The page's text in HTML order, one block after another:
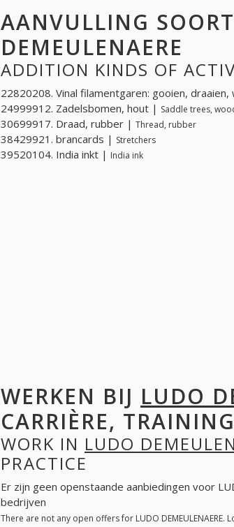
AANVULLING
DEMEULENAERE
ADDITION KINDS OF
22820208. Vinal filamentgaren: gooien, draaien,
24999912. Zadelsbomen, hout | Saddle trees,
30699917. Draad, rubber | Thread, rubber
38429921. brancards | Stretchers
39520104. India inkt | India ink
WERKEN BIJ LUDO
CARRIÈRE,
WORK IN LUDO
PRACTICE
Er zijn geen openstaande aanbiedingen voor
bedrijven
There are not any open offers for LUDO